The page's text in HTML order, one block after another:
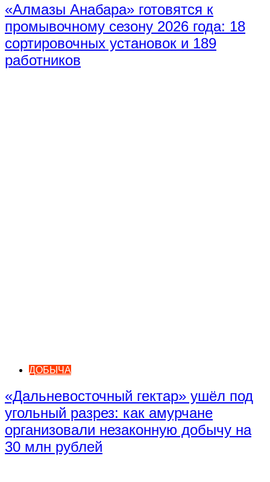
«Алмазы Анабара» готовятся к
промывочному сезону 2026 года: 18
сортировочных установок и 189
работников
ДОБЫЧА
«Дальневосточный гектар» ушёл под
угольный разрез: как амурчане
организовали незаконную добычу на
30 млн рублей